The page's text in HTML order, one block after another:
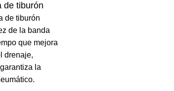
de tiburón
de tiburón
de la banda
que mejora
drenaje,
la